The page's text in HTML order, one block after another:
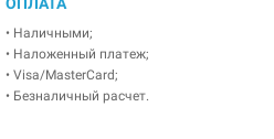
• Наличными;
• Наложенный платеж;
• Visa/MasterCard;
• Безналичный расчет.